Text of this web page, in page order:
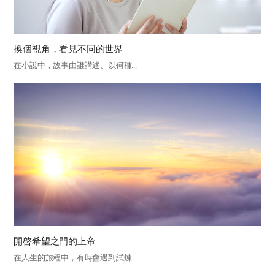
換個視角，看見不同的世界
在小說中，故事由誰講述、以何種...
開啓希望之門的上帝
在人生的旅程中，有時會遇到試煉...